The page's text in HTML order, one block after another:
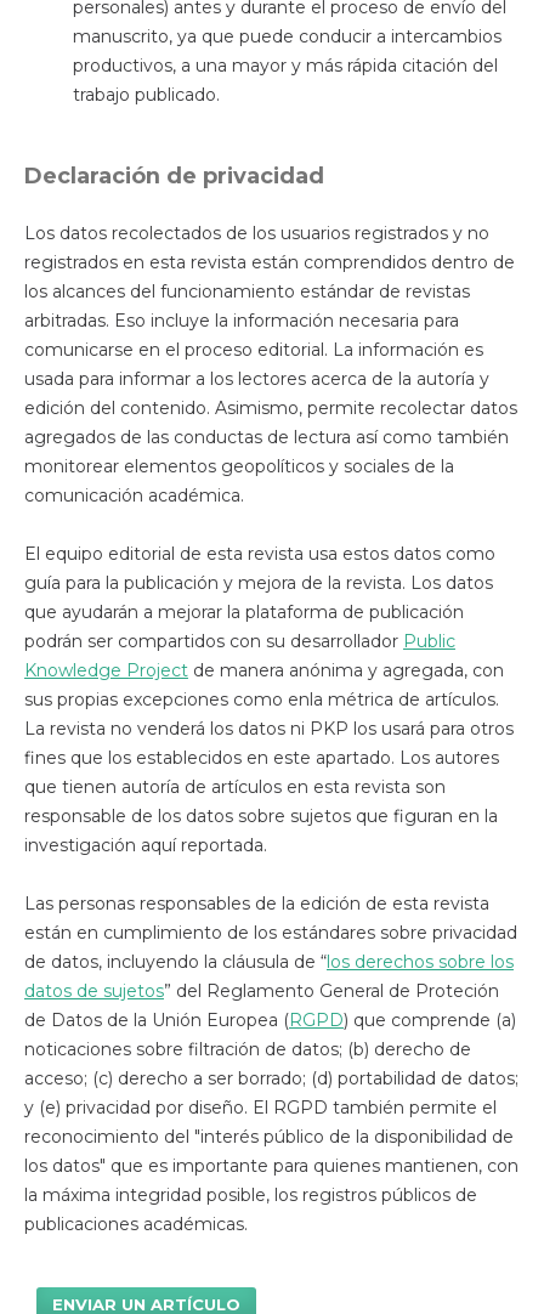
personales) antes y durante el proceso de envío del
manuscrito, ya que puede conducir a intercambios
productivos, a una mayor y más rápida citación del
trabajo publicado.
Declaración de privacidad
Los datos recolectados de los usuarios registrados y no
registrados en esta revista están comprendidos dentro de
los alcances del funcionamiento estándar de revistas
arbitradas. Eso incluye la información necesaria para
comunicarse en el proceso editorial. La información es
usada para informar a los lectores acerca de la autoría y
edición del contenido. Asimismo, permite recolectar datos
agregados de las conductas de lectura así como también
monitorear elementos geopolíticos y sociales de la
comunicación académica.
El equipo editorial de esta revista usa estos datos como
guía para la publicación y mejora de la revista. Los datos
que ayudarán a mejorar la plataforma de publicación
podrán ser compartidos con su desarrollador Public
Knowledge Projectde manera anónima y agregada, con
sus propias excepciones como enla métrica de artículos.
La revista no venderá los datos ni PKP los usará para otros
fines que los establecidos en este apartado. Los autores
que tienen autoría de artículos en esta revista son
responsable de los datos sobre sujetos que figuran en la
investigación aquí reportada.
Las personas responsables de la edición de esta revista
están en cumplimiento de los estándares sobre privacidad
de datos, incluyendo la cláusula de “los derechos sobre los
datos de sujetos” del Reglamento General de Proteción
de Datos de la Unión Europea (RGPD) que comprende (a)
noticaciones sobre filtración de datos; (b) derecho de
acceso; (c) derecho a ser borrado; (d) portabilidad de datos;
y (e) privacidad por diseño. El RGPD también permite el
reconocimiento del "interés público de la disponibilidad de
los datos" que es importante para quienes mantienen, con
la máxima integridad posible, los registros públicos de
publicaciones académicas.
ENVIAR UN ARTÍCULO